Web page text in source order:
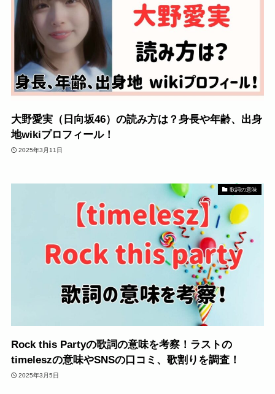
大野愛実（日向坂46）の読み方は？身長や年齢、出身
地wikiプロフィール！
2025年3月11日
歌詞の意味
Rock this Partyの歌詞の意味を考察！ラストの
timeleszの意味やSNSの口コミ、歌割りを調査！
2025年3月5日